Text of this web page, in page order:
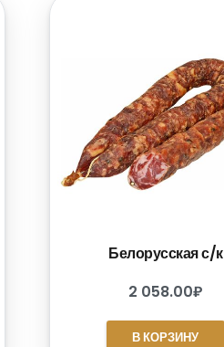
Белорусская с/к
2 058.00₽
В КОРЗИНУ